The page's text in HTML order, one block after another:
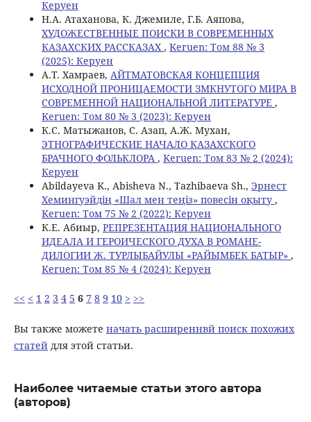
Керуен
Н.А. Атаханова, К. Джемиле, Г.Б. Аяпова,
ХУДОЖЕСТВЕННЫЕ ПОИСКИ В СОВРЕМЕННЫХ
КАЗАХСКИХ РАССКАЗАХ , Keruen: Том 88 № 3
(2025): Керуен
А.Т. Хамраев, АЙТМАТОВСКАЯ КОНЦЕПЦИЯ
ИСХОДНОЙ ПРОНИЦАЕМОСТИ ЗМКНУТОГО МИРА В
СОВРЕМЕННОЙ НАЦИОНАЛЬНОЙ ЛИТЕРАТУРЕ ,
Keruen: Том 80 № 3 (2023): Керуен
К.C. Матыжанов, C. Азап, A.Ж. Мухан,
ЭТНОГРАФИЧЕСКИЕ НАЧАЛО КАЗАХСКОГО
БРАЧНОГО ФОЛЬКЛОРА , Keruen: Том 83 № 2 (2024):
Керуен
Abildayeva K., Abisheva N., Tazhibaeva Sh., Эрнест
Хемингуэйдің «Шал мен теңіз» повесін оқыту ,
Keruen: Том 75 № 2 (2022): Керуен
К.Е. Абиыр, РЕПРЕЗЕНТАЦИЯ НАЦИОНАЛЬНОГО
ИДЕАЛА И ГЕРОИЧЕСКОГО ДУХА В РОМАНЕ-
ДИЛОГИИ Ж. ТУРЛЫБАЙУЛЫ «РАЙЫМБЕК БАТЫР» ,
Keruen: Том 85 № 4 (2024): Керуен
<< < 1 2 3 4 5 6 7 8 9 10 > >>
Вы также можете начать расширеннвй поиск похожих
статейдля этой статьи.
Наиболее читаемые статьи этого автора
(авторов)